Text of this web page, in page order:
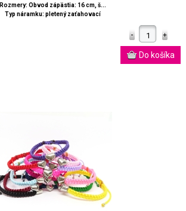
Rozmery: Obvod zápästia: 16 cm, š...
Typ náramku: pletený zaťahovací